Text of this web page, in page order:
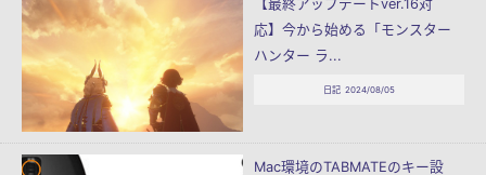
【最終アップデートver.16対
応】今から始める「モンスター
ハンター ラ...
日記 2024/08/05
Mac環境のTABMATEのキー設